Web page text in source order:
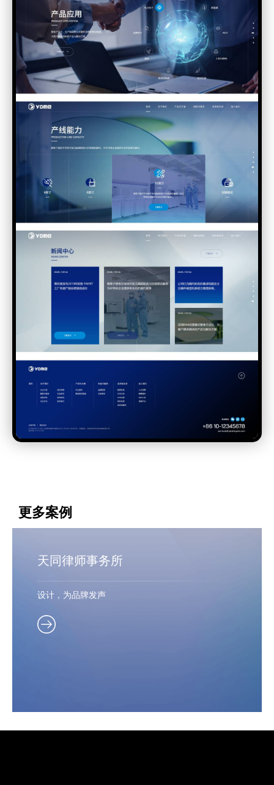
更多案例
天同律师事务所
设计，为品牌发声